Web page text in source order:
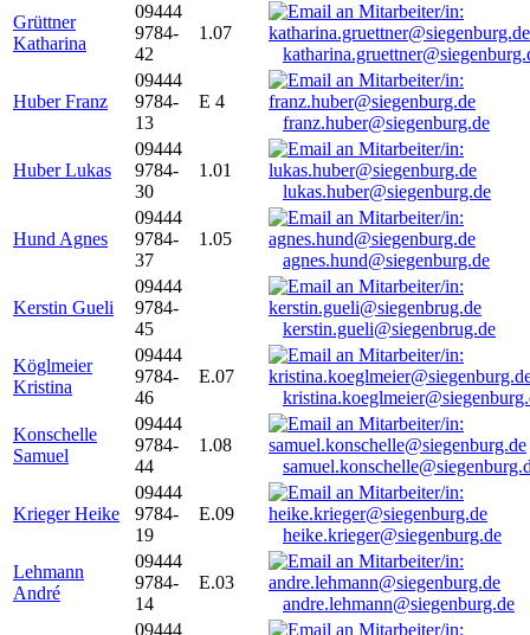
Grüttner
Katharina
09444
9784-
42
1.07
Huber Franz
09444
9784-
13
E 4
franz.huber@siegenburg.de
Huber Lukas
09444
9784-
30
1.01
lukas.huber@siegenburg.de
Hund Agnes
09444
9784-
37
1.05
agnes.hund@siegenburg.de
Kerstin Gueli
09444
9784-
45
kerstin.gueli@siegenbrug.de
Köglmeier
Kristina
09444
9784-
46
E.07
Konschelle
Samuel
09444
9784-
44
1.08
Krieger Heike
09444
9784-
19
E.09
heike.krieger@siegenburg.de
Lehmann
André
09444
9784-
14
E.03
andre.lehmann@siegenburg.de
09444